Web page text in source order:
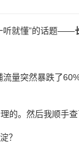
听就懂”的话题——
流量突然暴跌
的。然后我顺手
？